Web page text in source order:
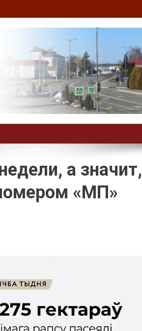
а значит,
«МП»